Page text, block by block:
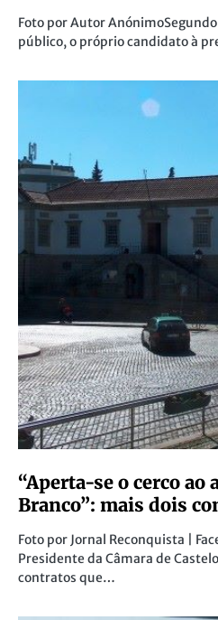
Foto por Autor
público, o próprio candidato à
“Aperta-se o cerco ao
Branco”: mais dois
Foto por Jornal Reconquista |
Presidente da Câmara de
contratos que…